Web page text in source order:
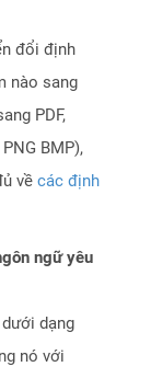
đổi định
nào sang
PDF,
PNG BMP),
về các định
ngữ yêu
dạng
nó với